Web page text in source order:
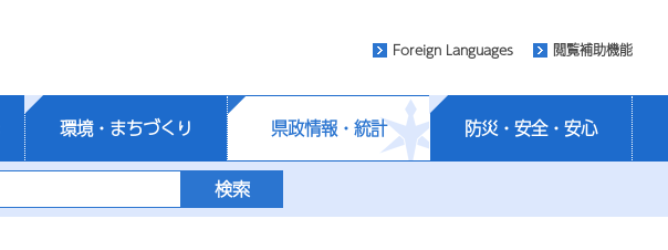
Foreign Languages 閲覧補助機能
環境・まちづくり 県政情報・統計 防災・安全・安心